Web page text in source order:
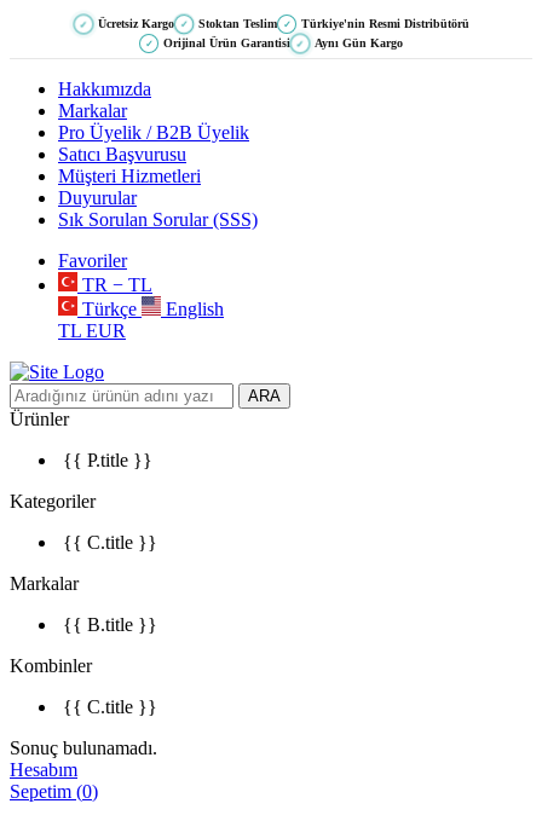
✓ Ücretsiz Kargo ✓ Stoktan Teslim ✓ Türkiye'nin Resmi Distribütörü
✓ Orijinal Ürün Garantisi ✓ Aynı Gün Kargo
Hakkımızda
Markalar
Pro Üyelik / B2B Üyelik
Satıcı Başvurusu
Müşteri Hizmetleri
Duyurular
Sık Sorulan Sorular (SSS)
Favoriler
TR − TL
Türkçe
English
TL EUR
ARA
Ürünler
{{ P.title }}
Kategoriler
{{ C.title }}
Markalar
{{ B.title }}
Kombinler
{{ C.title }}
Sonuç bulunamadı.
Hesabım
Sepetim (0)